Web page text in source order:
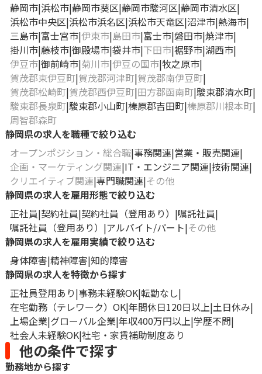
静岡市 浜松市 静岡市葵区 静岡市駿河区 静岡市清水区
浜松市中央区 浜松市浜名区 浜松市天竜区 沼津市 熱海市
三島市 富士宮市 伊東市 島田市 富士市 磐田市 焼津市
掛川市 藤枝市 御殿場市 袋井市 下田市 裾野市 湖西市
伊豆市 御前崎市 菊川市 伊豆の国市 牧之原市
賀茂郡東伊豆町 賀茂郡河津町 賀茂郡南伊豆町
賀茂郡松崎町 賀茂郡西伊豆町 田方郡函南町 駿東郡清水町
駿東郡長泉町 駿東郡小山町 榛原郡吉田町 榛原郡川根本町
周智郡森町
静岡県の求人を職種で絞り込む
オープンポジション・総合職 事務関連 営業・販売関連
企画・マーケティング関連 IT・エンジニア関連 技術関連
クリエイティブ関連 専門職関連 その他
静岡県の求人を雇用形態で絞り込む
正社員 契約社員 契約社員（登用あり）
嘱託社員
嘱託社員（登用あり）
アルバイト/パート その他
静岡県の求人を雇用実績で絞り込む
身体障害 精神障害 知的障害
静岡県の求人を特徴から探す
正社員登用あり 事務未経験OK 転勤なし
在宅勤務（テレワーク）OK 年間休日120日以上 土日休み
上場企業 グローバル企業 年収400万円以上 学歴不問
社会人未経験OK 社宅・家賃補助制度あり
他の条件で探す
勤務地から探す